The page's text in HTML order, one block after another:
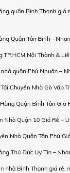
quận Bình Thạnh giá
Quận Tân Bình –
TP.HCM Nội Thành &
quận Phú Nhuận –
Chuyển Nhà Gò Vấp
Quận Bình Tân Giá
Nhà Quận 10 Giá Rẻ –
Nhà Quận Tân Phú
Thủ Đức Uy Tín –
nhà Bình Thạnh giá rẻ,